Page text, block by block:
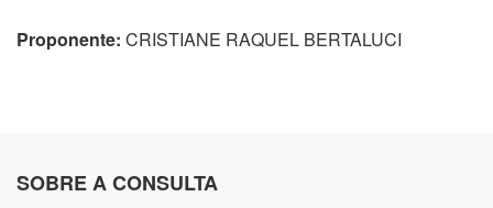
Proponente: CRISTIANE RAQUEL BERTALUCI
SOBRE A CONSULTA